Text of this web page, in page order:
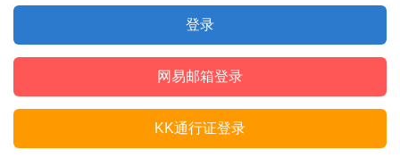
登录
网易邮箱登录
KK通行证登录